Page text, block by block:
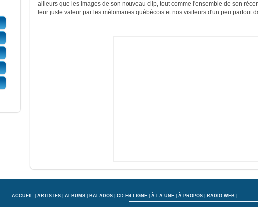
ailleurs que les images de son nouveau clip, tout comme l'ensemble de son
leur juste valeur par les mélomanes québécois et nos visiteurs d'un peu partout
ACCUEIL ARTISTES ALBUMS BALADOS CD EN LIGNE À LA UNE À PROPOS RADIO WEB